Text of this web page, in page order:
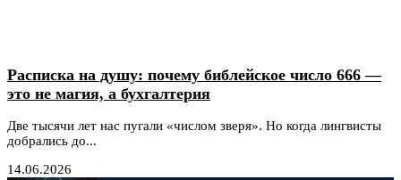
Расписка на душу: почему библейское число 666 —
это не магия, а бухгалтерия
Две тысячи лет нас пугали «числом зверя». Но когда лингвисты
добрались до...
14.06.2026